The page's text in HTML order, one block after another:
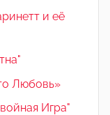
и её
Любовь»
Игра"